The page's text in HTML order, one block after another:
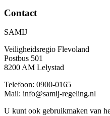
Contact
SAMIJ
Veiligheidsregio Flevoland
Postbus 501
8200 AM Lelystad
Telefoon: 0900-0165
Mail: info@samij-regeling.nl
U kunt ook gebruikmaken van